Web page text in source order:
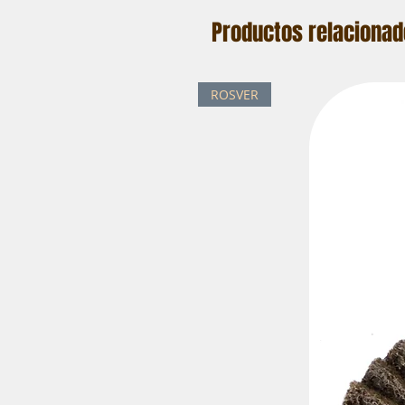
Productos
ROSVER